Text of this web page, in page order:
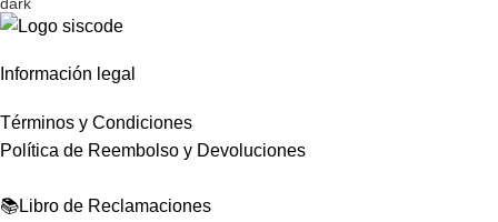
Información legal
Términos y Condiciones
Política de Reembolso y Devoluciones
📚Libro de Reclamaciones